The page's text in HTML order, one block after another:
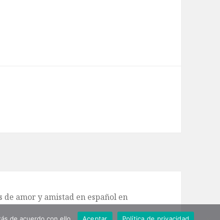
de amor y amistad en español en